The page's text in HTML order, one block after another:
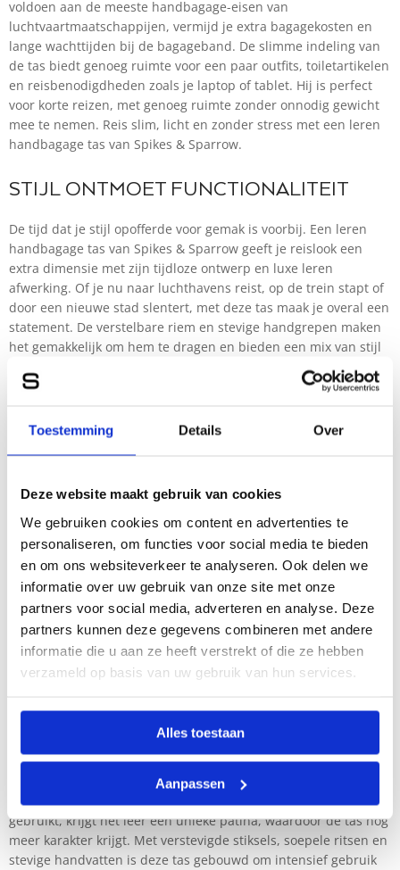
Toestemming Details Over
Deze website maakt gebruik van cookies
We gebruiken cookies om content en advertenties te
personaliseren, om functies voor social media te bieden
en om ons websiteverkeer te analyseren. Ook delen we
informatie over uw gebruik van onze site met onze
partners voor social media, adverteren en analyse. Deze
partners kunnen deze gegevens combineren met andere
informatie die u aan ze heeft verstrekt of die ze hebben
verzameld op basis van uw gebruik van hun services.
Alles toestaan
Aanpassen
voldoen aan de meeste handbagage-eisen van
luchtvaartmaatschappijen, vermijd je extra bagagekosten en
lange wachttijden bij de bagageband. De slimme indeling van
de tas biedt genoeg ruimte voor een paar outfits, toiletartikelen
en reisbenodigdheden zoals je laptop of tablet. Hij is perfect
voor korte reizen, met genoeg ruimte zonder onnodig gewicht
mee te nemen. Reis slim, licht en zonder stress met een leren
handbagage tas van Spikes & Sparrow.
STIJL ONTMOET FUNCTIONALITEIT
De tijd dat je stijl opofferde voor gemak is voorbij. Een leren
handbagage tas van Spikes & Sparrow geeft je reislook een
extra dimensie met zijn tijdloze ontwerp en luxe leren
afwerking. Of je nu naar luchthavens reist, op de trein stapt of
door een nieuwe stad slentert, met deze tas maak je overal een
statement. De verstelbare riem en stevige handgrepen maken
het gemakkelijk om hem te dragen en bieden een mix van stijl
en comfort. Met de kwaliteit en uitstraling waar Spikes &
Sparrow om bekend staat, reis je stijlvol en zonder gedoe.
GEORGANISEERD VOOR ONDERWEG
handbagage tas heeft een doordacht ontwerp met vakken voor
kleine gadgets toegankelijk in speciale vakken terwijl je kleding,
schoenen en persoonlijke spullen in het hoofdvak opbergt. Slim
geplaatste ritsen en verborgen vakken bieden extra veiligheid
voor je waardevolle spullen. Of je nu op weg bent naar een
zakelijke afspraak of een onverwacht uitje, je vindt alles
eenvoudig terug.
DUURZAAM GEMAAKT:
Op Spikes & Sparrow geloven we in het maken van producten
die jarenlang meegaan. Onze leren handbagage tassen zijn
gemaakt van premium leer, dat bekend staat om zijn
duurzaamheid en natuurlijke schoonheid. Naarmate je de tas
gebruikt, krijgt het leer een unieke patina, waardoor de tas nog
meer karakter krijgt. Met verstevigde stiksels, soepele ritsen en
stevige handvatten is deze tas gebouwd om intensief gebruik